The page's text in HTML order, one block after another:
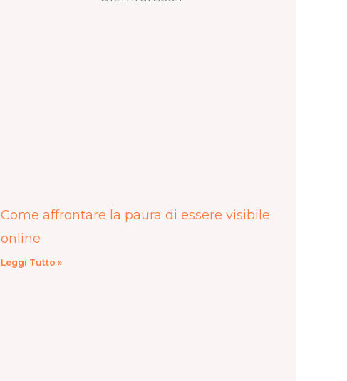
Come affrontare la paura di essere visibile
online
Leggi Tutto »